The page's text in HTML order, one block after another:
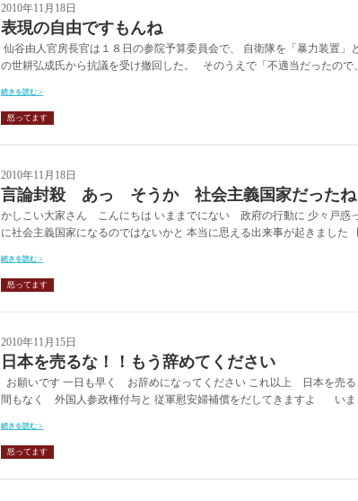
2010年11月18日
表現の自由ですもんね
仙谷由人官房長官は１８日の参院予算委員会で、 自衛隊を「暴力装置」
の世耕弘成氏から抗議を受け撤回した。 そのうえで「不適当だったので
続きを読む >
怒ってます
2010年11月18日
言論封殺 あっ そうか 社会主義国家だったね
かしこい大家さん こんにちは いままでにない 政府の行動に 少々戸
に社会主義国家になるのではないかと 本当に思える出来事が起きまし
続きを読む >
怒ってます
2010年11月15日
日本を売るな！！もう辞めてください
お願いです 一日も早く お辞めになってください これ以上 日本を売る
間もなく 外国人参政権付与と 従軍慰安婦補償をだしてきますよ いま
続きを読む >
怒ってます